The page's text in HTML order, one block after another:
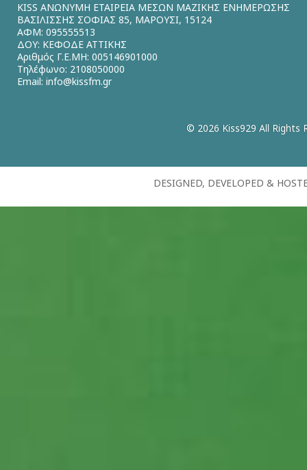
KISS ΑΝΩΝΥΜΗ ΕΤΑΙΡΕΙΑ ΜΕΣΩΝ ΜΑΖΙΚΗΣ ΕΝΗΜΕΡΩΣΗΣ
ΒΑΣΙΛΙΣΣΗΣ ΣΟΦΙΑΣ 85, ΜΑΡΟΥΣΙ, 15124
ΑΦΜ: 095555513
ΔΟΥ: ΚΕΦΟΔΕ ΑΤΤΙΚΗΣ
Αριθμός Γ.Ε.ΜΗ: 005146901000
Τηλέφωνο: 2108050000
Email: info@kissfm.gr
© 2026 Kiss929 All Rights
DESIGNED, DEVELOPED &